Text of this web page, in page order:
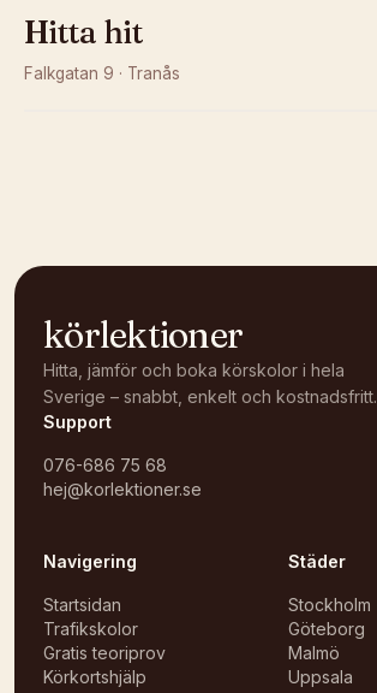
Hitta hit
Falkgatan 9 · Tranås
körlektioner
Hitta, jämför och boka körskolor i hela
Sverige – snabbt, enkelt och kostnadsfritt.
Support
076-686 75 68
hej@korlektioner.se
Navigering
Startsidan
Trafikskolor
Gratis teoriprov
Körkortshjälp
Städer
Stockholm
Göteborg
Malmö
Uppsala